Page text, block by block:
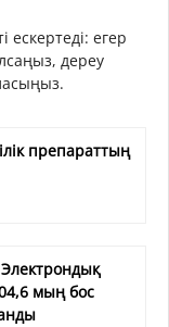
егер
дереу
препараттың
мың бос